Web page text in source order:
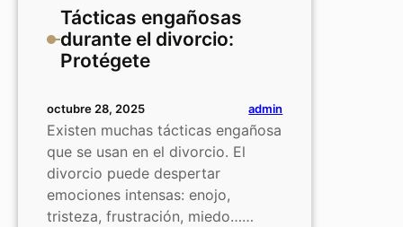
Tácticas engañosas
durante el divorcio:
Protégete
octubre 28, 2025 admin
Existen muchas tácticas engañosa
que se usan en el divorcio. El
divorcio puede despertar
emociones intensas: enojo,
tristeza, frustración, miedo……